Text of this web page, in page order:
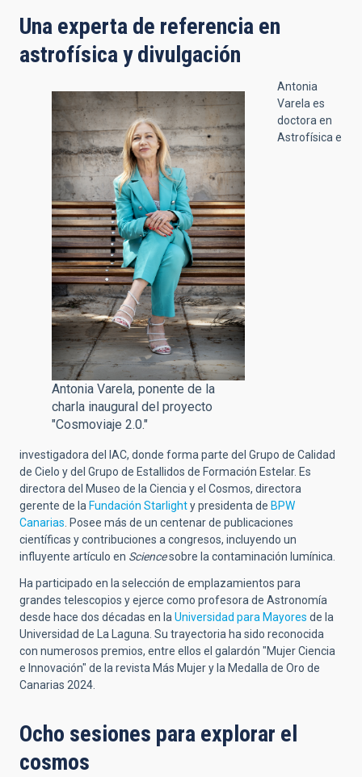
Una experta de referencia en
astrofísica y divulgación
Antonia Varela, ponente de la
charla inaugural del proyecto
"Cosmoviaje 2.0."
Antonia
Varela es
doctora en
Astrofísica e
investigadora del IAC, donde forma parte del Grupo de Calidad
de Cielo y del Grupo de Estallidos de Formación Estelar. Es
directora del Museo de la Ciencia y el Cosmos, directora
gerente de la Fundación Starlighty presidenta de BPW
Canarias. Posee más de un centenar de publicaciones
científicas y contribuciones a congresos, incluyendo un
influyente artículo en Sciencesobre la contaminación lumínica.
Ha participado en la selección de emplazamientos para
grandes telescopios y ejerce como profesora de Astronomía
desde hace dos décadas en laUniversidad para Mayores de la
Universidad de La Laguna. Su trayectoria ha sido reconocida
con numerosos premios, entre ellos el galardón "Mujer Ciencia
e Innovación" de la revista Más Mujer y la Medalla de Oro de
Canarias 2024.
Ocho sesiones para explorar el
cosmos